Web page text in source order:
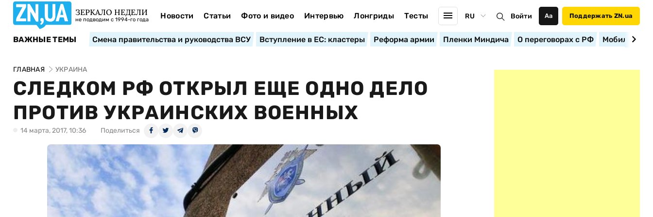
ЗЕРКАЛО НЕДЕЛИ
не подводим с 1994-го года Новости Статьи Фото и видео Интервью Лонгриды Тесты RU Войти Аа Поддержать ZN.ua
ВАЖНЫЕ ТЕМЫ Смена правительства и руководства ВСУ Вступление в ЕС: кластеры Реформа армии Пленки Миндича О переговорах с РФ
ГЛАВНАЯ УКРАИНА
СЛЕДКОМ РФ ОТКРЫЛ ЕЩЕ ОДНО ДЕЛО
ПРОТИВ УКРАИНСКИХ ВОЕННЫХ
14 марта, 2017, 10:36 Поделиться